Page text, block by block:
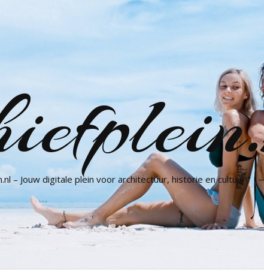
– Jouw digitale plein voor architectuur, historie en cultuur!"